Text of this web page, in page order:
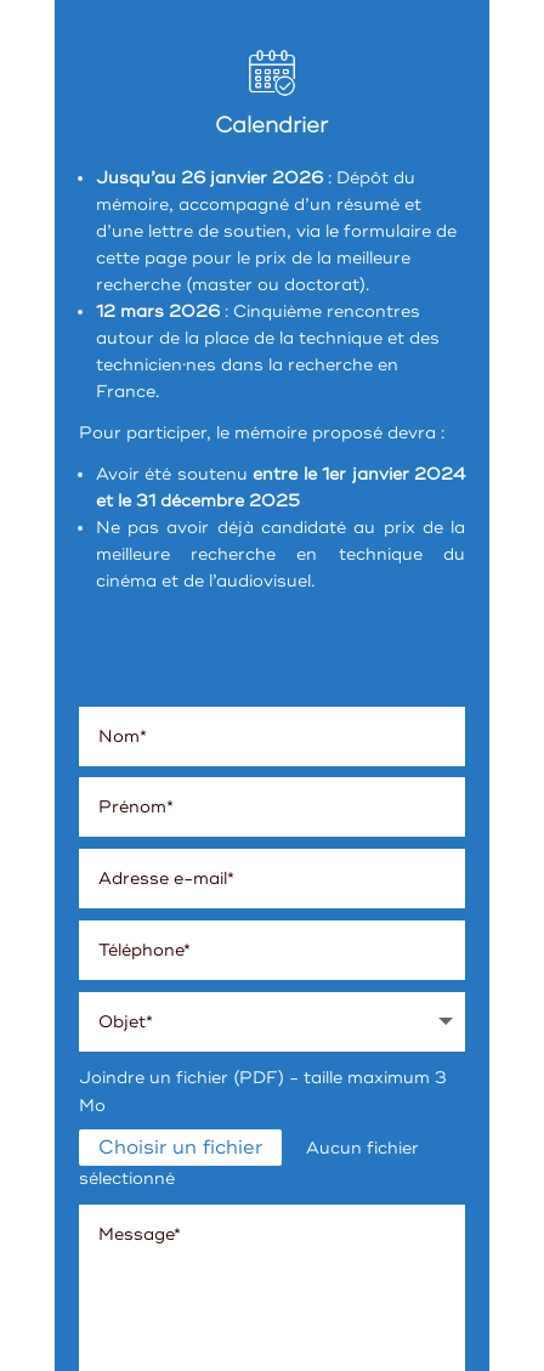
Calendrier
Jusqu’au 26 janvier 2026 : Dépôt du
mémoire, accompagné d’un résumé et
d’une lettre de soutien, via le formulaire de
cette page pour le prix de la meilleure
recherche (master ou doctorat).
12 mars 2026 : Cinquième rencontres
autour de la place de la technique et des
technicien·nes dans la recherche en
France.
Pour participer, le mémoire proposé devra :
Avoir été soutenuentre le 1er janvier 2024
et le 31 décembre 2025
Ne pas avoir déjà candidaté au prix de la
meilleure recherche en technique du
cinéma et de l’audiovisuel.
Joindre un fichier (PDF) - taille maximum 3
Mo
Choisir un fichier
Aucun fichier
sélectionné